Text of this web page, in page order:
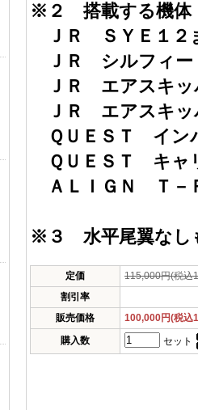
※２ 搭載する機体
ＪＲ ＳＹＥ１２
ＪＲ シルフィー
ＪＲ エアスキッ
ＪＲ エアスキッ
ＱＵＥＳＴ イン
ＱＵＥＳＴ キャ
ＡＬＩＧＮ Ｔ－
※３ 水平尾翼なし
定価
115,000円(税込
割引率
販売価格
100,000円(税込
購入数
セット